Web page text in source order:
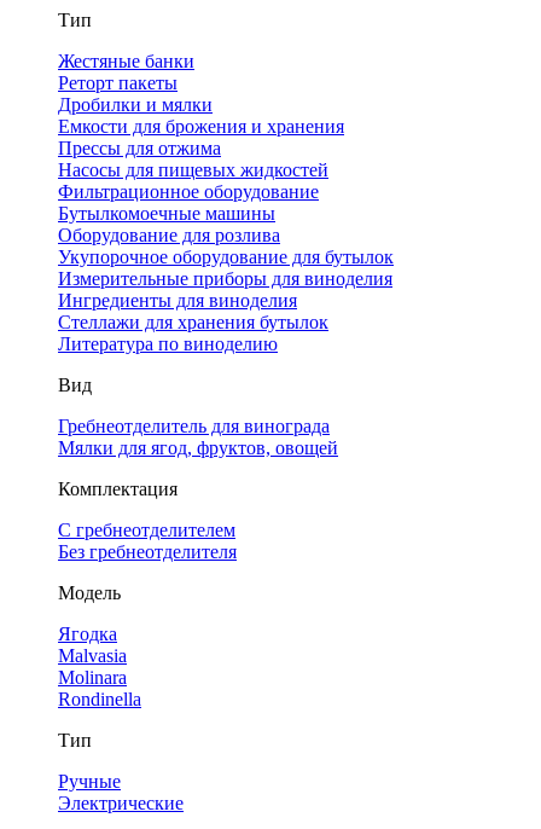
Тип
Жестяные банки
Реторт пакеты
Дробилки и мялки
Емкости для брожения и хранения
Прессы для отжима
Насосы для пищевых жидкостей
Фильтрационное оборудование
Бутылкомоечные машины
Оборудование для розлива
Укупорочное оборудование для бутылок
Измерительные приборы для виноделия
Ингредиенты для виноделия
Стеллажи для хранения бутылок
Литература по виноделию
Вид
Гребнеотделитель для винограда
Мялки для ягод, фруктов, овощей
Комплектация
С гребнеотделителем
Без гребнеотделителя
Модель
Ягодка
Malvasia
Molinara
Rondinella
Тип
Ручные
Электрические